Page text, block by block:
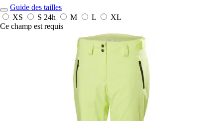
Guide des tailles
XS
S 24h M L
XL
Ce champ est requis